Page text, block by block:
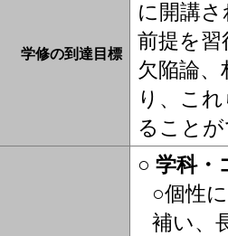
学修の到達目標
に開講
前提を習
欠陥論
り、こ
ること
○ 学科・
○個性
補い、